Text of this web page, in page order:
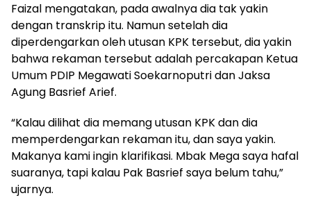
Faizal mengatakan, pada awalnya dia tak yakin
dengan transkrip itu. Namun setelah dia
diperdengarkan oleh utusan KPK tersebut, dia yakin
bahwa rekaman tersebut adalah percakapan Ketua
Umum PDIP Megawati Soekarnoputri dan Jaksa
Agung Basrief Arief.
“Kalau dilihat dia memang utusan KPK dan dia
memperdengarkan rekaman itu, dan saya yakin.
Makanya kami ingin klarifikasi. Mbak Mega saya hafal
suaranya, tapi kalau Pak Basrief saya belum tahu,”
ujarnya.